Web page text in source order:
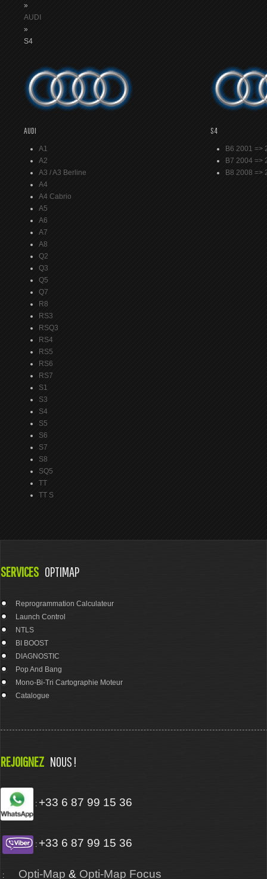
»
AUDI
»
S4
AUDI
A1
A2
A3 / A3 Berline
A4
A4 Cabrio
A5
A6
A7
A8
Q2
Q3
Q5
Q7
R8
RS3
RSQ3
RS4
RS5
RS6
RS7
S1
S3
S4
S5
S6
S7
S8
SQ5
TT
TT S
S4
B6 2001 =>
B7 2004 =>
B8 2008 =>
SERVICES OPTIMAP
Reprogrammation Calculateur
Launch Control
NTLS
BI BOOST
DIAGNOSTIC
Pop And Bang
Mono-Bi-Tri Cartographie Moteur
Catalogue
REJOIGNEZ NOUS !
: +33 6 87 99 15 36
: +33 6 87 99 15 36
: Opti-Map & Opti-Map Focus